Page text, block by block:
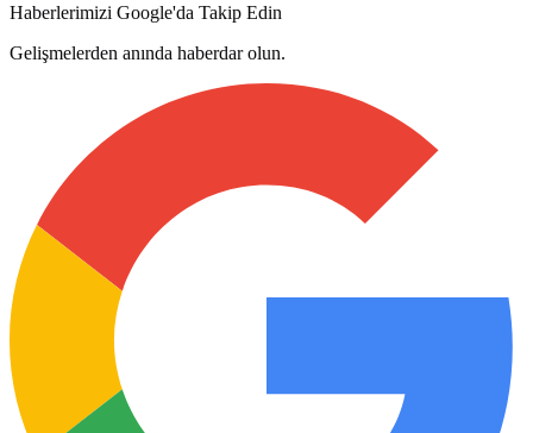
Haberlerimizi Google'da Takip Edin
Gelişmelerden anında haberdar olun.